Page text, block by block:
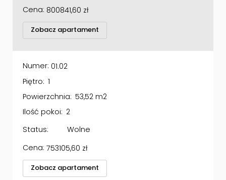
Cena: 800841,60 zł
Zobacz apartament
Numer: 01.02
Piętro: 1
Powierzchnia: 53,52 m2
Ilość pokoi: 2
Status:
Wolne
Cena: 753105,60 zł
Zobacz apartament